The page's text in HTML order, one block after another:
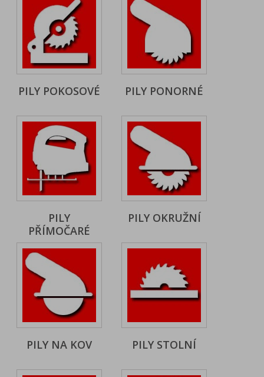
PILY POKOSOVÉ PILY PONORNÉ
PILY
PŘÍMOČARÉ
PILY OKRUŽNÍ
PILY NA KOV PILY STOLNÍ